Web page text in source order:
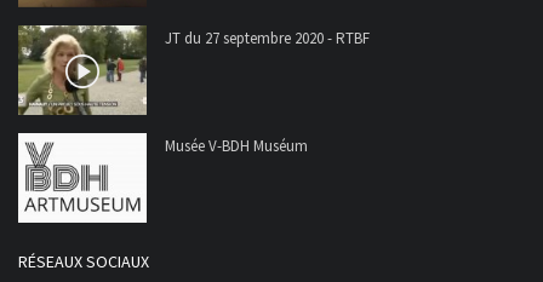
JT du 27 septembre 2020 - RTBF
Musée V-BDH Muséum
RÉSEAUX SOCIAUX